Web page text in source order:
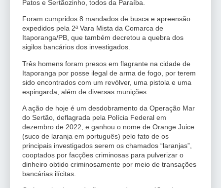
Patos e Sertãozinho, todos da Paraíba.
Foram cumpridos 8 mandados de busca e apreensão
expedidos pela 2ª Vara Mista da Comarca de
Itaporanga/PB, que também decretou a quebra dos
sigilos bancários dos investigados.
Três homens foram presos em flagrante na cidade de
Itaporanga por posse ilegal de arma de fogo, por terem
sido encontrados com um revólver, uma pistola e uma
espingarda, além de diversas munições.
A ação de hoje é um desdobramento da Operação Mar
do Sertão, deflagrada pela Polícia Federal em
dezembro de 2022, e ganhou o nome de Orange Juice
(suco de laranja em português) pelo fato de os
principais investigados serem os chamados “laranjas”,
cooptados por facções criminosas para pulverizar o
dinheiro obtido criminosamente por meio de transações
bancárias ilícitas.